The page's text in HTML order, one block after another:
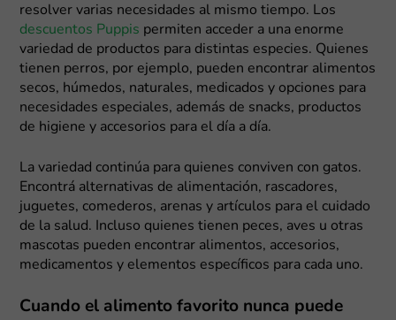
resolver varias necesidades al mismo tiempo. Los
descuentos Puppis permiten acceder a una enorme
variedad de productos para distintas especies. Quienes
tienen perros, por ejemplo, pueden encontrar alimentos
secos, húmedos, naturales, medicados y opciones para
necesidades especiales, además de snacks, productos
de higiene y accesorios para el día a día.
La variedad continúa para quienes conviven con gatos.
Encontrá alternativas de alimentación, rascadores,
juguetes, comederos, arenas y artículos para el cuidado
de la salud. Incluso quienes tienen peces, aves u otras
mascotas pueden encontrar alimentos, accesorios,
medicamentos y elementos específicos para cada uno.
Cuando el alimento favorito nunca puede